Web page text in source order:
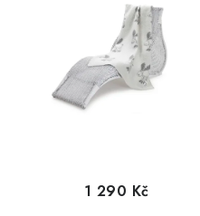
1 290 Kč